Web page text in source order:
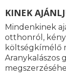
KINEK
Mindenkinek
otthonról,
költségkímélő
Aranykalászos